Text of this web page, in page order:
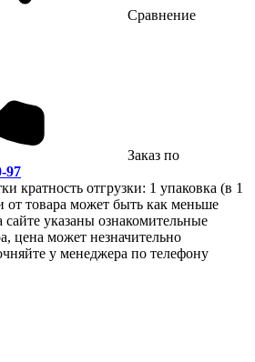
Сравнение
Заказ по
97
кратность отгрузки: 1 упаковка (в 1
от товара может быть как меньше
указаны ознакомительные
цена может незначительно
у менеджера по телефону